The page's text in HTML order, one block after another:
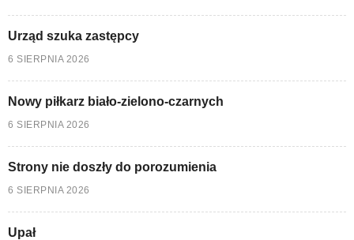
Urząd szuka zastępcy
6 SIERPNIA 2026
Nowy piłkarz biało-zielono-czarnych
6 SIERPNIA 2026
Strony nie doszły do porozumienia
6 SIERPNIA 2026
Upał